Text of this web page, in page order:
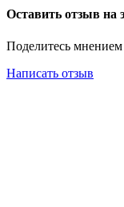
Оставить отзыв на
Поделитесь
Написать отзыв